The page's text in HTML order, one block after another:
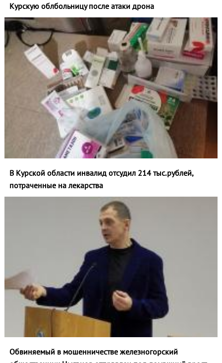
Курскую облбольницу после атаки дрона
В Курской области инвалид отсудил 214 тыс.рублей,
потраченные на лекарства
Обвиняемый в мошенничестве железногорский